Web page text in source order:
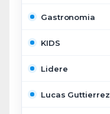
Gastronomia
KIDS
Lidere
Lucas Guttierrez